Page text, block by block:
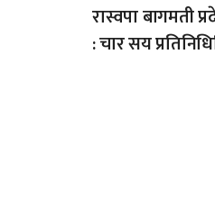
रास्वपा बागमती
: चार सय